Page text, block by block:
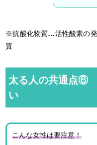
※抗酸化物質…活性酸素の
質
太る人の共通点⑥
い
こんな女性は要注意！